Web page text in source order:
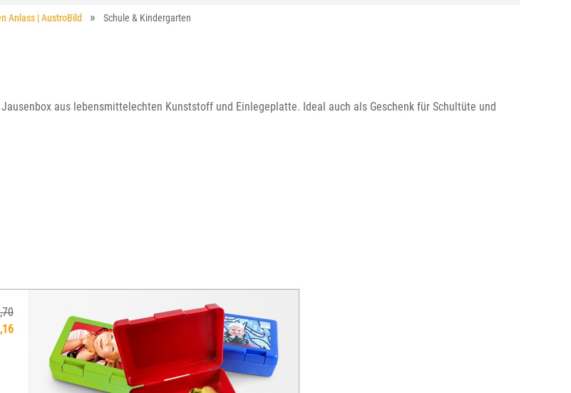
Anlass | AustroBild Schule & Kindergarten
aus lebensmittelechten Kunststoff und Einlegeplatte. Ideal auch als Geschenk für Schultüte und